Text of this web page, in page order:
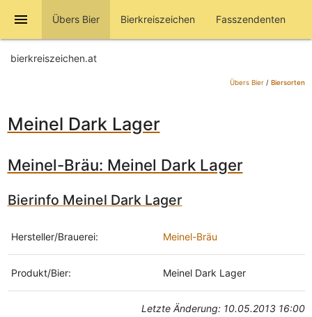
menu Übers Bier Bierkreiszeichen Fasszendenten
bierkreiszeichen.at
Übers Bier/ Biersorten
Meinel Dark Lager
Meinel-Bräu: Meinel Dark Lager
Bierinfo Meinel Dark Lager
Hersteller/Brauerei: Meinel-Bräu
Produkt/Bier: Meinel Dark Lager
Letzte Änderung: 10.05.2013 16:00